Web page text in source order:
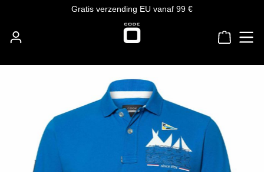
Ga naar de hoofdinhoudGratis verzending EU vanaf 99 €